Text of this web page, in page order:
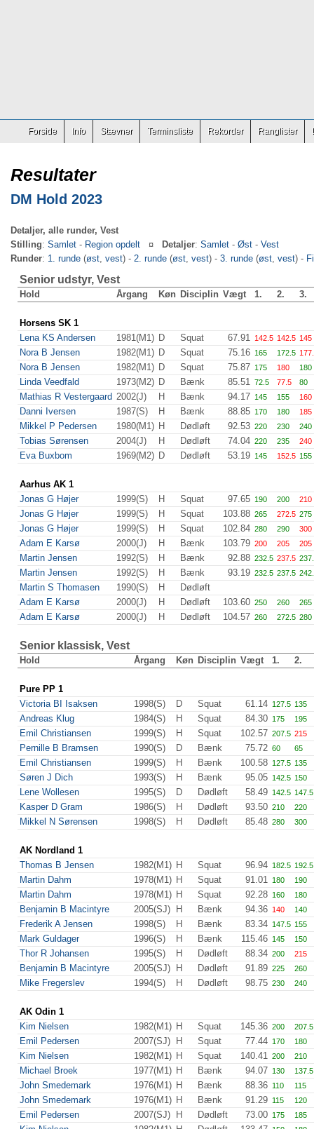
Forside Info Stævner Terminsliste Rekorder Ranglister
Resultater
DM Hold 2023
Detaljer, alle runder, Vest
Stilling: Samlet - Region opdelt ¤ Detaljer: Samlet - Øst - Vest
Runder: 1. runde (øst, vest) - 2. runde (øst, vest) - 3. runde (øst, vest) -
Senior udstyr, Vest
Hold Årgang Køn Disciplin Vægt 1. 2. 3.
Horsens SK 1
Lena KS Andersen
1981(M1) D Squat 67.91 142.5 142.5 145
Nora B Jensen 1982(M1) D Squat 75.16 165 172.5
Nora B Jensen 1982(M1) D Squat 75.87 175 180 180
Linda Veedfald 1973(M2) D Bænk 85.51 72.5 77.5 80
Mathias R Vestergaard 2002(J) H Bænk 94.17 145 155 160
Danni Iversen 1987(S) H Bænk 88.85 170 180 185
Mikkel P Pedersen 1980(M1) H Dødløft 92.53 220 230 240
Tobias Sørensen 2004(J) H Dødløft 74.04 220 235 240
Eva Buxbom 1969(M2) D Dødløft 53.19 145 152.5 155
Aarhus AK 1
Jonas G Højer
1999(S) H Squat 97.65 190 200 210
Jonas G Højer 1999(S) H Squat 103.88 265 272.5 275
Jonas G Højer 1999(S) H Squat 102.84 280 290 300
Adam E Karsø 2000(J) H Bænk 103.79 200 205 205
Martin Jensen 1992(S) H Bænk 92.88 232.5 237.5
Martin Jensen 1992(S) H Bænk 93.19 232.5 237.5
Martin S Thomasen 1990(S) H
Dødløft
Adam E Karsø
2000(J) H Dødløft 103.60 250 260 265
Adam E Karsø 2000(J) H Dødløft 104.57 260 272.5 280
Senior klassisk, Vest
Hold Årgang Køn Disciplin Vægt 1. 2.
Pure PP 1
Victoria BI Isaksen
1998(S) D Squat 61.14 127.5 135
Andreas Klug 1984(S) H Squat 84.30 175 195
Emil Christiansen 1999(S) H Squat 102.57 207.5 215
Pernille B Bramsen 1990(S) D Bænk 75.72 60 65
Emil Christiansen 1999(S) H Bænk 100.58 127.5 135
Søren J Dich 1993(S) H Bænk 95.05 142.5 150
Lene Wollesen 1995(S) D Dødløft 58.49 142.5 147.5
Kasper D Gram 1986(S) H Dødløft 93.50 210 220
Mikkel N Sørensen 1998(S) H Dødløft 85.48 280 300
AK Nordland 1
Thomas B Jensen
1982(M1) H Squat 96.94 182.5 192.5
Martin Dahm 1978(M1) H Squat 91.01 180 190
Martin Dahm 1978(M1) H Squat 92.28 160 180
Benjamin B Macintyre 2005(SJ) H Bænk 94.36 140 140
Frederik A Jensen 1998(S) H Bænk 83.34 147.5 155
Mark Guldager 1996(S) H Bænk 115.46 145 150
Thor R Johansen 1995(S) H Dødløft 88.34 200 215
Benjamin B Macintyre 2005(SJ) H Dødløft 91.89 225 260
Mike Fregerslev 1994(S) H Dødløft 98.75 230 240
AK Odin 1
Kim Nielsen
1982(M1) H Squat 145.36 200 207.5
Emil Pedersen 2007(SJ) H Squat 77.44 170 180
Kim Nielsen 1982(M1) H Squat 140.41 200 210
Michael Broek 1977(M1) H Bænk 94.07 130 137.5
John Smedemark 1976(M1) H Bænk 88.36 110 115
John Smedemark 1976(M1) H Bænk 91.29 115 120
Emil Pedersen 2007(SJ) H Dødløft 73.00 175 185